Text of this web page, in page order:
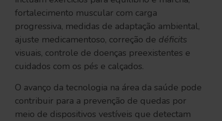
fortalecimento muscular com carga
progressiva, medidas de adaptação ambiental,
ajuste medicamentoso, correção de déficits
visuais, controle de doenças preexistentes e
cuidados com os pés e calçados.
O avanço da tecnologia na área da saúde pode
contribuir para a prevenção de quedas por
meio de dispositivos vestíveis que detectam